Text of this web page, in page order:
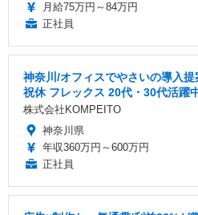
月給75万円～84万円
正社員
神奈川/オフィスでやさいの導入
祝休 フレックス 20代・30代活躍
株式会社KOMPEITO
神奈川県
年収360万円～600万円
正社員